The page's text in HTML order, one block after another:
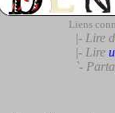
Liens
|- Lire
|- Lire
`-